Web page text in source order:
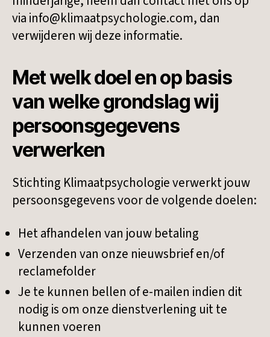
via info@klimaatpsychologie.com, dan
verwijderen wij deze informatie.
Met welk doel en op basis
van welke grondslag wij
persoonsgegevens
verwerken
Stichting Klimaatpsychologie verwerkt jouw
persoonsgegevens voor de volgende doelen:
Het afhandelen van jouw betaling
Verzenden van onze nieuwsbrief en/of
reclamefolder
Je te kunnen bellen of e-mailen indien dit
nodig is om onze dienstverlening uit te
kunnen voeren